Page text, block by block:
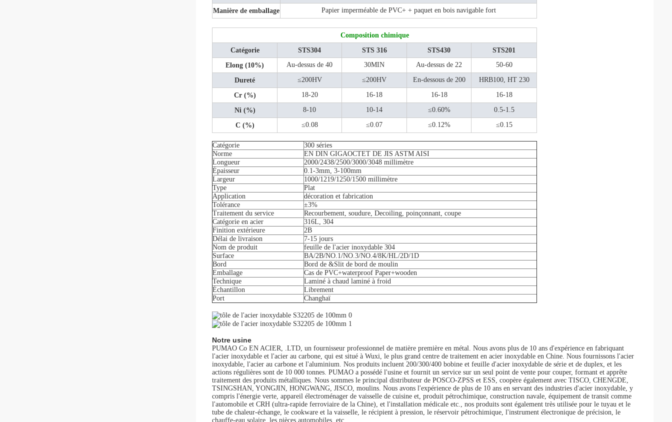
Manière de emballage Papier imperméable de PVC+ + paquet en bois navigable fort
Composition chimique
Catégorie
STS304 STS 316 STS430
STS201
Elong (10%)
Au-dessus de 40 30MIN Au-dessus de 22 50-60
Dureté ≤200HV ≤200HV En-dessous de 200 HRB100, HT 230
Cr (%) 18-20 16-18 16-18 16-18
Ni (%) 8-10 10-14 ≤0.60% 0.5-1.5
C (%) ≤0.08 ≤0.07 ≤0.12% ≤0.15
Catégorie
300 séries
Norme
EN DIN GIGAOCTET DE JIS ASTM AISI
Longueur
2000/2438/2500/3000/3048 millimètre
Épaisseur
0.1-3mm, 3-100mm
Largeur
1000/1219/1250/1500 millimètre
Type
Plat
Application
décoration et fabrication
Tolérance
±3%
Traitement du service
Recourbement, soudure, Decoiling, poinçonnant, coupe
Catégorie en acier
316L, 304
Finition extérieure
2B
Délai de livraison
7-15 jours
Nom de produit
feuille de l'acier inoxydable 304
Surface
BA/2B/NO.1/NO.3/NO.4/8K/HL/2D/1D
Bord
Bord de &Slit de bord de moulin
Emballage
Cas de PVC+waterproof Paper+wooden
Technique
Laminé à chaud laminé à froid
Échantillon
Librement
Port
Changhaï
Notre usine
PUMAO Co EN ACIER, .LTD, un fournisseur professionnel de matière première en métal. Nous avons plus de 10 ans d'expérience en fabriquant
l'acier inoxydable et l'acier au carbone, qui est situé à Wuxi, le plus grand centre de traitement en acier inoxydable en Chine. Nous fournissons l'acier
inoxydable, l'acier au carbone et l'aluminium. Nos produits incluent 200/300/400 bobine et feuille d'acier inoxydable de série et de duplex, et les
actions régulières sont de 10 000 tonnes. PUMAO a possédé l'usine et fournit un service sur un seul point de vente pour couper, formant et apprête
traitement des produits métalliques. Nous sommes le principal distributeur de POSCO-ZPSS et ESS, coopère également avec TISCO, CHENGDE,
TSINGSHAN, YONGJIN, HONGWANG, JISCO, moulins. Nous avons l'expérience de plus de 10 ans en servant des industries d'acier inoxydable, y
compris l'énergie verte, appareil électroménager de vaisselle de cuisine et, produit pétrochimique, construction navale, équipement de transit comme
l'automobile et CRH (ultra-rapide ferroviaire de la Chine), et l'installation médicale etc., nos produits sont également très utilisée pour le tuyau et le
tube de chaleur-échange, le cookware et la vaisselle, le récipient à pression, le réservoir pétrochimique, l'instrument électronique de précision, le
chauffe-eau solaire, les pièces automobiles, etc.